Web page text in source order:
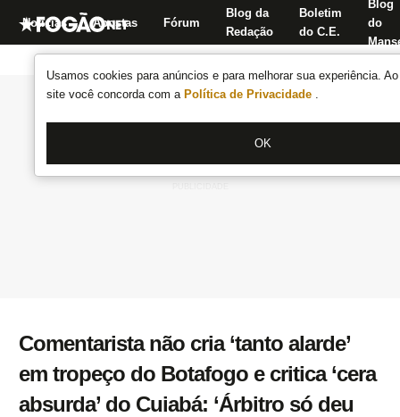
Usamos cookies para anúncios e para melhorar sua experiência.
site você concorda com a Política de Privacidade .
OK
Notícias Apostas Fórum
Blog da
Redação
Boletim
do C.E.
Blog
do
Comentarista não cria ‘tanto alarde’
em tropeço do Botafogo e critica ‘cera
absurda’ do Cuiabá: ‘Árbitro só deu